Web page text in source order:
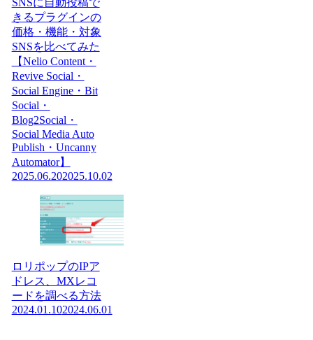
SNSに自動投稿で
きるプラグインの
価格・機能・対象
SNSを比べてみた
【Nelio Content・
Revive Social・
Social Engine・Bit
Social・
Blog2Social・
Social Media Auto
Publish・Uncanny
Automator】
2025.06.202025.10.02
ロリポップのIPア
ドレス、MXレコ
ードを調べる方法
2024.01.102024.06.01